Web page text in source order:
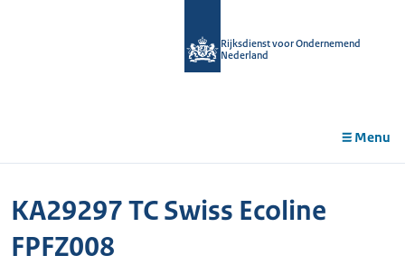
Rijksdienst voor Ondernemend
Nederland
Menu
KA29297 TC Swiss Ecoline
FPFZ008